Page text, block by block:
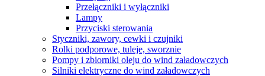
Przełączniki i wyłączniki
Lampy
Przyciski sterowania
Styczniki, zawory, cewki i czujniki
Rolki podporowe, tuleje, sworznie
Pompy i zbiorniki oleju do wind załadowczych
Silniki elektryczne do wind załadowczych